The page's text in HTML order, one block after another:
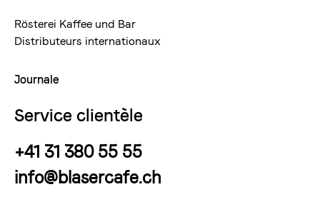
Rösterei Kaffee und Bar
Distributeurs internationaux
Journale
Service clientèle
+41 31 380 55 55
info@blasercafe.ch